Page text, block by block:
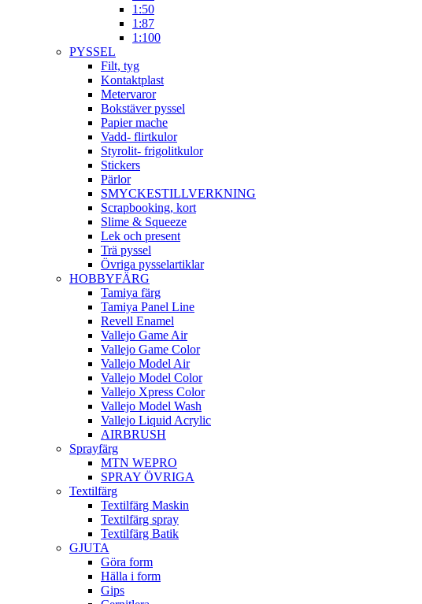
1:50
1:87
1:100
PYSSEL
Filt, tyg
Kontaktplast
Metervaror
Bokstäver pyssel
Papier mache
Vadd- flirtkulor
Styrolit- frigolitkulor
Stickers
Pärlor
SMYCKESTILLVERKNING
Scrapbooking, kort
Slime & Squeeze
Lek och present
Trä pyssel
Övriga pysselartiklar
HOBBYFÄRG
Tamiya färg
Tamiya Panel Line
Revell Enamel
Vallejo Game Air
Vallejo Game Color
Vallejo Model Air
Vallejo Model Color
Vallejo Xpress Color
Vallejo Model Wash
Vallejo Liquid Acrylic
AIRBRUSH
Sprayfärg
MTN WEPRO
SPRAY ÖVRIGA
Textilfärg
Textilfärg Maskin
Textilfärg spray
Textilfärg Batik
GJUTA
Göra form
Hälla i form
Gips